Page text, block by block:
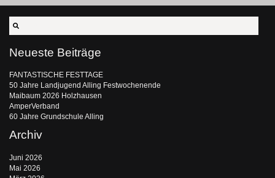
Neueste Beiträge
FANTASTISCHE FESTTAGE
50 Jahre Landjugend Alling Festwochenende
Maibaum 2026 Holzhausen
AmperVerband
60 Jahre Grundschule Alling
Archiv
Juni 2026
Mai 2026